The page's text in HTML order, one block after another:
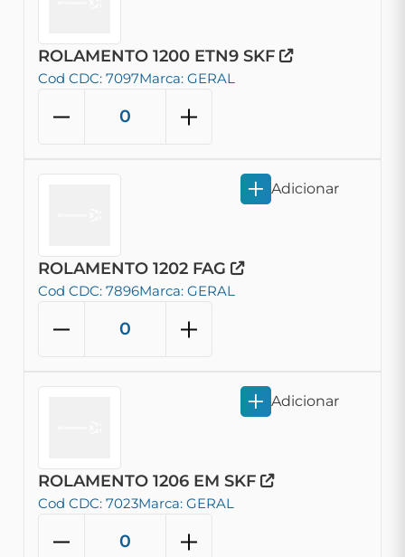
ROLAMENTO 1200 ETN9 SKF
Cod CDC: 7097Marca: GERAL
ROLAMENTO 1202 FAG
Cod CDC: 7896Marca: GERAL
Adicionar
ROLAMENTO 1206 EM SKF
Cod CDC: 7023Marca: GERAL
Adicionar